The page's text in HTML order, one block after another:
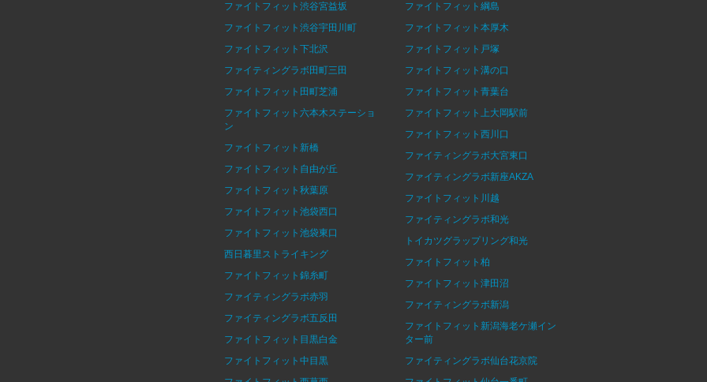
ファイトフィット渋谷宮益坂
ファイトフィット渋谷宇田川町
ファイトフィット下北沢
ファイティングラボ田町三田
ファイトフィット田町芝浦
ファイトフィット六本木ステーショ
ン
ファイトフィット新橋
ファイトフィット自由が丘
ファイトフィット秋葉原
ファイトフィット池袋西口
ファイトフィット池袋東口
西日暮里ストライキング
ファイトフィット錦糸町
ファイティングラボ赤羽
ファイティングラボ五反田
ファイトフィット目黒白金
ファイトフィット中目黒
ファイトフィット綱島
ファイトフィット本厚木
ファイトフィット戸塚
ファイトフィット溝の口
ファイトフィット青葉台
ファイトフィット上大岡駅前
ファイトフィット西川口
ファイティングラボ大宮東口
ファイティングラボ新座AKZA
ファイトフィット川越
ファイティングラボ和光
トイカツグラップリング和光
ファイトフィット柏
ファイトフィット津田沼
ファイティングラボ新潟
ファイトフィット新潟海老ケ瀬イン
ター前
ファイティングラボ仙台花京院